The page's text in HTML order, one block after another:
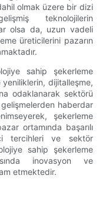
olmak üzere bir dizi
teknolojilerin
olsa da, uzun vadeli
üreticilerini pazarın
sahip şekerleme
dijitalleşme,
odaklanarak sektörü
haberdar
şekerleme
ortamında başarılı
tercihleri ​​ve sektör
sahip şekerleme
inovasyon ve
etmektedir.